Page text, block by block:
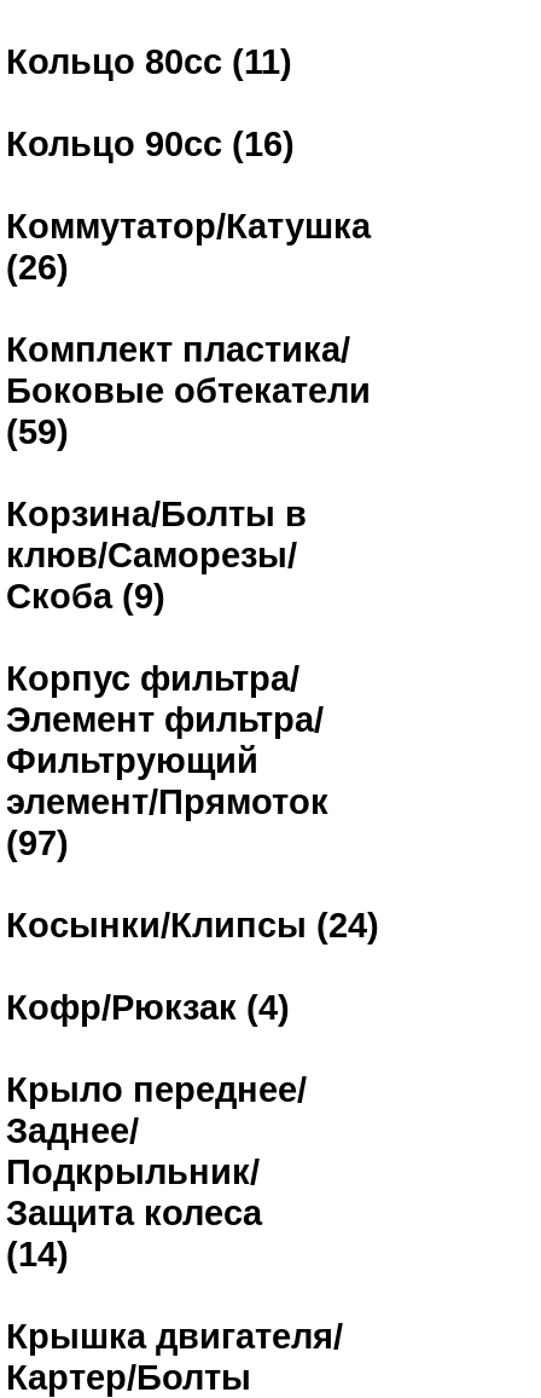
Кольцо 80сс (11)
Кольцо 90сс (16)
Коммутатор/Катушка
(26)
Комплект пластика/
Боковые обтекатели
(59)
Корзина/Болты в
клюв/Саморезы/
Скоба (9)
Корпус фильтра/
Элемент фильтра/
Фильтрующий
элемент/Прямоток
(97)
Косынки/Клипсы (24)
Кофр/Рюкзак (4)
Крыло переднее/
Заднее/
Подкрыльник/
Защита колеса
(14)
Крышка двигателя/
Картер/Болты